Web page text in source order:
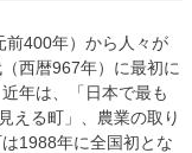
前400年）から人々が
西暦967年）に最初に
年は、「日本で最も
える町」、農業の取り
1988年に全国初とな